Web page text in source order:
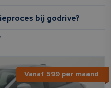
bij godrive?
Vanaf 599 per maand